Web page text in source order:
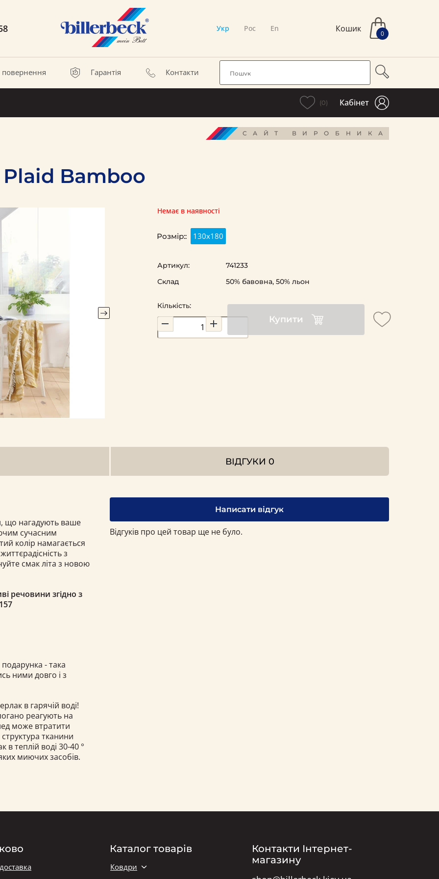
Укр Рос En Кошик 0
повернення Гарантія Контакти
(0) Кабінет
САЙТ ВИРОБНИКА
Bamboo
Немає в наявності
Розмір:: 130x180
Кількість:
Купити
Артикул:
741233
Склад
50% бавовна, 50% льон
ВІДГУКИ 0
що нагадують ваше
сучасним
колір намагається
з
смак літа з новою
речовини згідно з
подарунка - така
ними довго і з
в гарячій воді!
реагують на
може втратити
тканини
теплій воді 30-40 °
миючих засобів.
Написати відгук
Відгуків про цей товар ще не було.
Каталог товарів
Ковдри
Контакти Інтернет-
магазину